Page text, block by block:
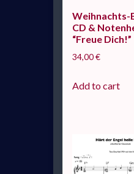
Weihnachts-
CD &
“Freue Dich!”
34,00€
Add to cart